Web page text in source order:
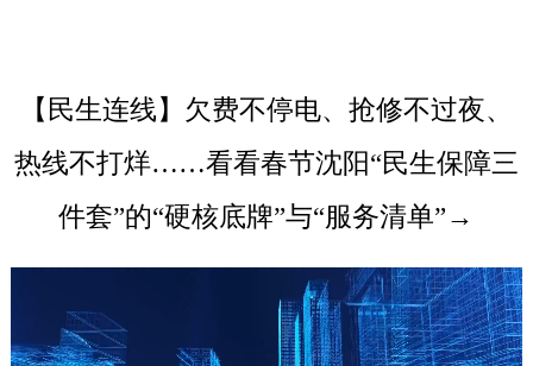
【民生连线】欠费不停电、抢修不过夜、
热线不打烊……看看春节沈阳“民生保障三
件套”的“硬核底牌”与“服务清单”→